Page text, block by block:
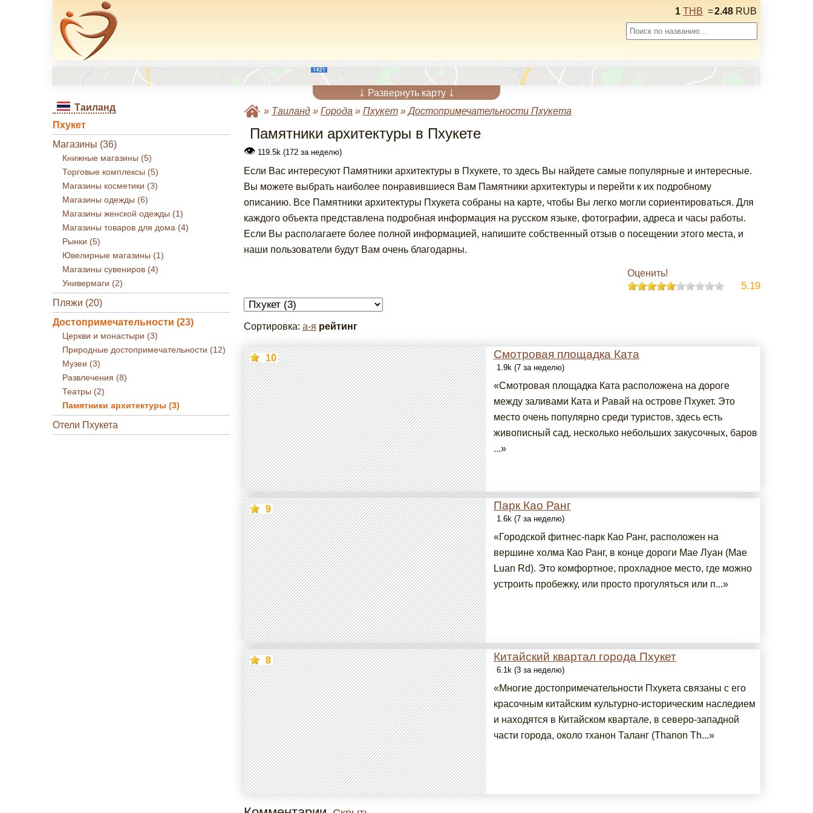
1 THB =2.48 RUB
↓ Развернуть карту ↓
Таиланд
Пхукет
Магазины (36)
Книжные магазины (5)
Торговые комплексы (5)
Магазины косметики (3)
Магазины одежды (6)
Магазины женской одежды (1)
Магазины товаров для дома (4)
Рынки (5)
Ювелирные магазины (1)
Магазины сувениров (4)
Универмаги (2)
Пляжи (20)
Достопримечательности (23)
Церкви и монастыри (3)
Природные достопримечательности (12)
Музеи (3)
Развлечения (8)
Театры (2)
Памятники архитектуры (3)
Отели Пхукета
» Таиланд» Города » Пхукет»Достопримечательности Пхукета
Памятники архитектуры в Пхукете
👁119.5k (172 за неделю)
Если Вас интересуют Памятники архитектуры в Пхукете, то здесь Вы найдете самые популярные и интересные.
Вы можете выбрать наиболее понравившиеся Вам Памятники архитектуры и перейти к их подробному
описанию. Все Памятники архитектуры Пхукета собраны на карте, чтобы Вы легко могли сориентироваться. Для
каждого объекта представлена подробная информация на русском языке, фотографии, адреса и часы работы.
Если Вы располагаете более полной информацией, напишите собственный отзыв о посещении этого места, и
наши пользователи будут Вам очень благодарны.
Оценить!
5.19
Сортировка: а-я рейтинг
Смотровая площадка Ката
10
1.9k (7 за неделю)
«Смотровая площадка Ката расположена на дороге
между заливами Ката и Равай на острове Пхукет. Это
место очень популярно среди туристов, здесь есть
живописный сад, несколько небольших закусочных, баров
...»
Парк Као Ранг
9
1.6k (7 за неделю)
«Городской фитнес-парк Као Ранг, расположен на
вершине холма Као Ранг, в конце дороги Мае Луан (Mae
Luan Rd). Это комфортное, прохладное место, где можно
устроить пробежку, или просто прогуляться или п...»
Китайский квартал города Пхукет
8
6.1k (3 за неделю)
«Многие достопримечательности Пхукета связаны с его
красочным китайским культурно-историческим наследием
и находятся в Китайском квартале, в северо-западной
части города, около тханон Таланг (Thanon Th...»